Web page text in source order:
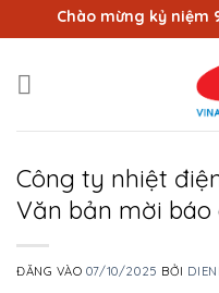
qua
dung
Chào mừng kỷ niệm
Công ty nhiệt
Văn bản mời báo
ĐĂNG VÀO07/10/2025 BỞI